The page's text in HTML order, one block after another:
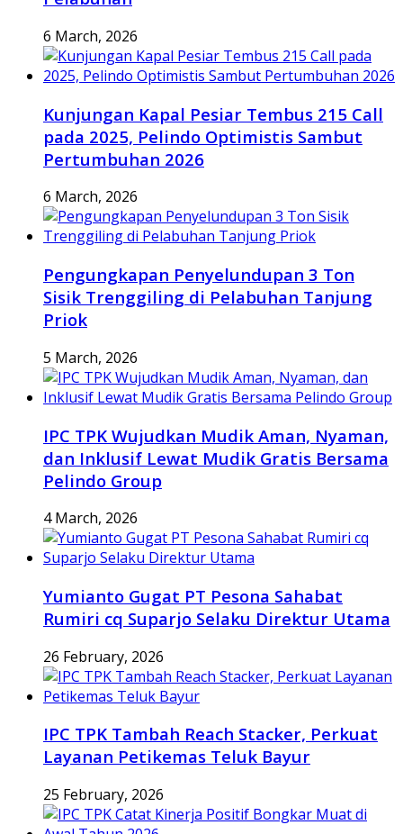
6 March, 2026
Kunjungan Kapal Pesiar Tembus 215 Call
pada 2025, Pelindo Optimistis Sambut
Pertumbuhan 2026
6 March, 2026
Pengungkapan Penyelundupan 3 Ton
Sisik Trenggiling di Pelabuhan Tanjung
Priok
5 March, 2026
IPC TPK Wujudkan Mudik Aman, Nyaman,
dan Inklusif Lewat Mudik Gratis Bersama
Pelindo Group
4 March, 2026
Yumianto Gugat PT Pesona Sahabat
Rumiri cq Suparjo Selaku Direktur Utama
26 February, 2026
IPC TPK Tambah Reach Stacker, Perkuat
Layanan Petikemas Teluk Bayur
25 February, 2026